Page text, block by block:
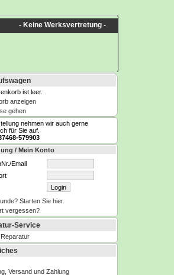
- Keine Werksvertretung -
ist leer.
anzeigen
gehen
nehmen wir auch gerne
für Sie auf.
579903
/ Mein Konto
Email
Starten Sie hier.
vergessen?
Service
Versand und Zahlung